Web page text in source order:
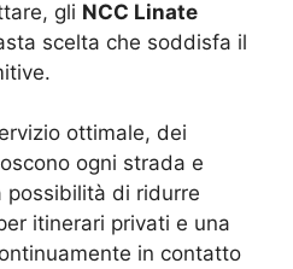
gli NCC Linate
scelta che soddisfa il
ottimale, dei
ogni strada e
possibilità di ridurre
itinerari privati e una
in contatto